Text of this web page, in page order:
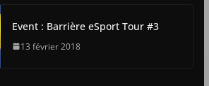
Event : Barrière eSport Tour #3
13 février 2018